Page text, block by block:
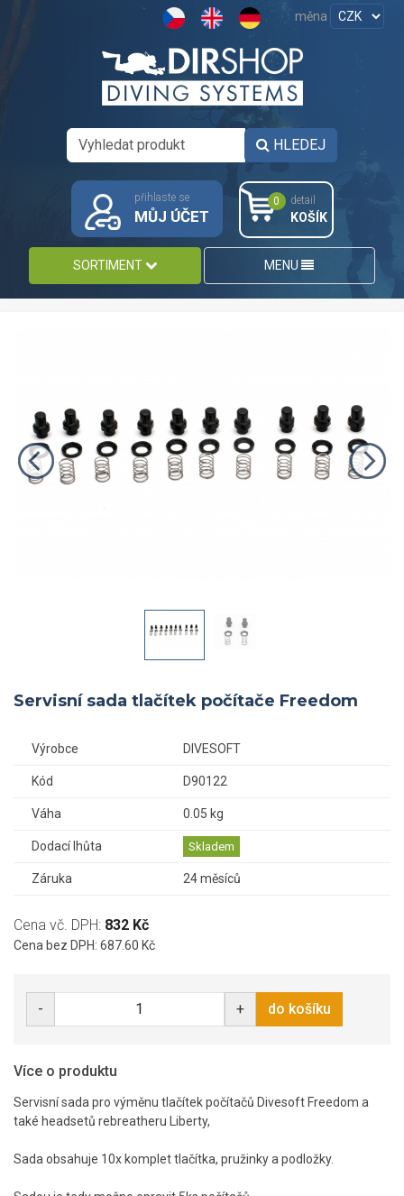
měna
HLEDEJ
přihlaste se
MŮJ ÚČET
0 detail
KOŠÍK
SORTIMENT MENU
Servisní sada tlačítek počítače Freedom
Výrobce DIVESOFT
Kód D90122
Váha 0.05 kg
Dodací lhůta Skladem
Záruka 24 měsíců
Cena vč. DPH: 832 Kč
Cena bez DPH: 687.60 Kč
- + do košíku
Více o produktu
Servisní sada pro výměnu tlačítek počítačů Divesoft Freedom a
také headsetů rebreatheru Liberty,
Sada obsahuje 10x komplet tlačítka, pružinky a podložky.